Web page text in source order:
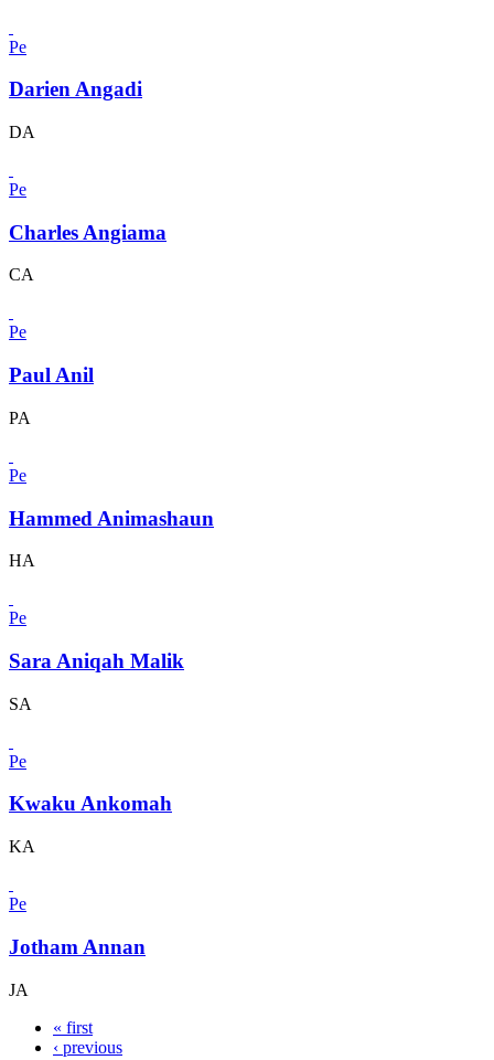
Pe
Darien Angadi
DA
Pe
Charles Angiama
CA
Pe
Paul Anil
PA
Pe
Hammed Animashaun
HA
Pe
Sara Aniqah Malik
SA
Pe
Kwaku Ankomah
KA
Pe
Jotham Annan
JA
« first
‹ previous